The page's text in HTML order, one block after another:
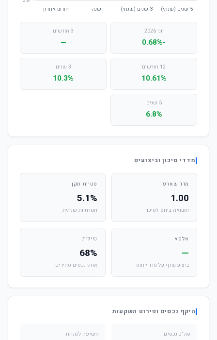
יוני 2026
-0.68%
3 חודשים
—
12 חודשים
10.61%
3 שנים
10.3%
5 שנים
6.8%
מדדי סיכון וביצועים
מדד שארפ
1.00
תשואה ביחס לסיכון
סטיית תקן
5.1%
תנודתיות שנתית
אלפא
—
ביצוע עודף על מדד ייחוס
נזילות
68%
אחוז נכסים סחירים
היקף נכסים ופירוט השקעות
סה"כ נכסים חשיפה למניות